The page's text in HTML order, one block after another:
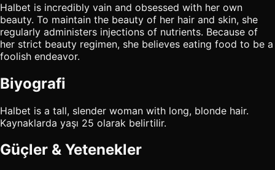
Halbet is incredibly vain and obsessed with her own
beauty. To maintain the beauty of her hair and skin, she
regularly administers injections of nutrients. Because of
her strict beauty regimen, she believes eating food to be a
foolish endeavor.
Biyografi
Halbet is a tall, slender woman with long, blonde hair.
Kaynaklarda yaşı 25 olarak belirtilir.
Güçler & Yetenekler